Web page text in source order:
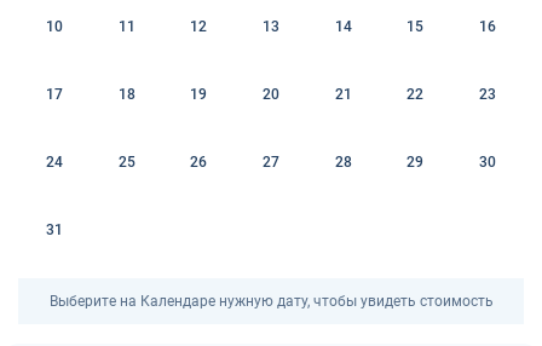
10 11 12 13 14 15 16
17 18 19 20 21 22 23
24 25 26 27 28 29 30
31
Выберите на Календаре нужную дату, чтобы увидеть стоимость